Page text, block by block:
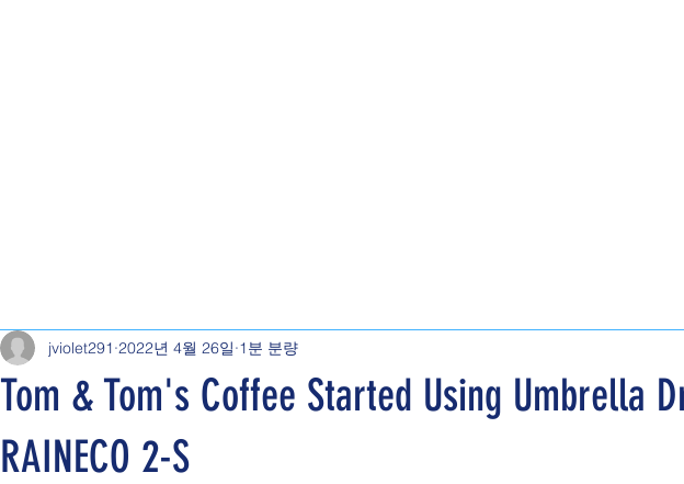
Tom & Tom's Coffee Started Using Umbrella
RAINECO 2-S
jviolet291 2022년 4월 26일 1분 분량